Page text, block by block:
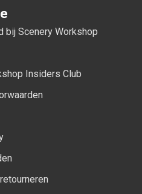
bij Scenery Workshop
Insiders Club